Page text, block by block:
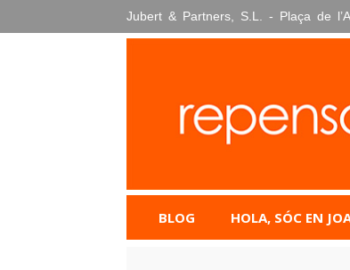
to
Jubert & Partners, S.L. - Plaça de
BLOG HOLA, SÓC EN